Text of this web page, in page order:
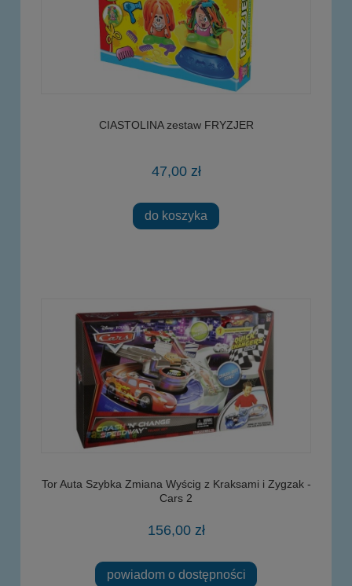
CIASTOLINA zestaw FRYZJER
47,00 zł
do koszyka
Tor Auta Szybka Zmiana Wyścig z Kraksami i Zygzak -
Cars 2
156,00 zł
powiadom o dostępności